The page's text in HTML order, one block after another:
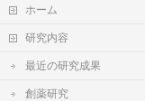
ホーム
研究内容
最近の研究成果
創薬研究